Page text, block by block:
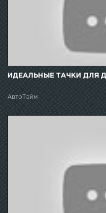
ИДЕАЛЬНЫЕ ТАЧКИ ДЛЯ
АвтоТайм